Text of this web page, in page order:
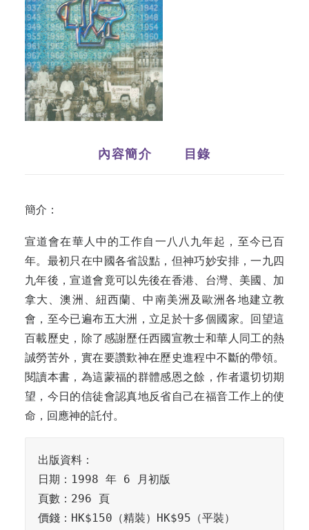
內容簡介 目錄
簡介：
宣道會在華人中的工作自一八八九年起，至今已百
年。最初只在中國各省設點，但神巧妙安排，一九四
九年後，宣道會竟可以先後在香港、台灣、美國、加
拿大、澳洲、紐西蘭、中南美洲及歐洲各地建立教
會，至今已遍布五大洲，立足於十多個國家。回望這
百載歷史，除了感謝歷任西國宣教士和華人同工的熱
誠勞苦外，實在要讚歎神在歷史進程中不斷的帶領。
閱讀本書，為這蒙福的群體感恩之餘，作者還切切期
望，今日的信徒會認真地反省自己在福音工作上的使
命，回應神的託付。
出版資料：
日期：1998 年 6 月初版
頁數：296 頁
價錢：HK$150（精裝）HK$95（平裝）